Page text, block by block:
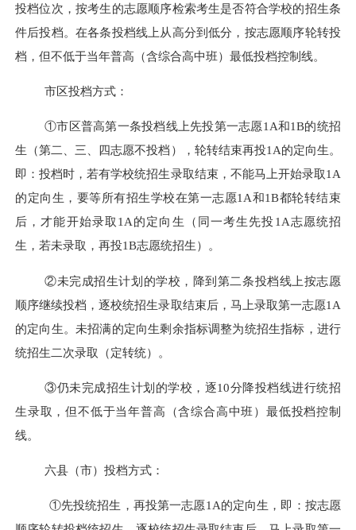
投档位次，按考生的志愿顺序检索考生是否符合学校的招生条
件后投档。在各条投档线上从高分到低分，按志愿顺序轮转投
档，但不低于当年普高（含综合高中班）最低投档控制线。
市区投档方式：
①市区普高第一条投档线上先投第一志愿1A和1B的统招
生（第二、三、四志愿不投档），轮转结束再投1A的定向生。
即：投档时，若有学校统招生录取结束，不能马上开始录取1A
的定向生，要等所有招生学校在第一志愿1A和1B都轮转结束
后，才能开始录取1A的定向生（同一考生先投1A志愿统招
生，若未录取，再投1B志愿统招生）。
②未完成招生计划的学校，降到第二条投档线上按志愿
顺序继续投档，逐校统招生录取结束后，马上录取第一志愿1A
的定向生。未招满的定向生剩余指标调整为统招生指标，进行
统招生二次录取（定转统）。
③仍未完成招生计划的学校，逐10分降投档线进行统招
生录取，但不低于当年普高（含综合高中班）最低投档控制
线。
六县（市）投档方式：
①先投统招生，再投第一志愿1A的定向生，即：按志愿